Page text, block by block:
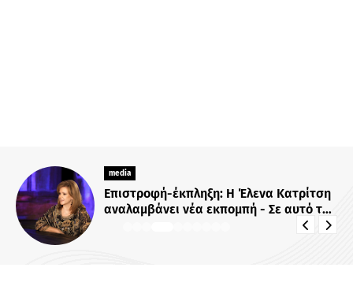
media
Επιστροφή-έκπληξη: Η Έλενα Κατρίτση
αναλαμβάνει νέα εκπομπή - Σε αυτό το